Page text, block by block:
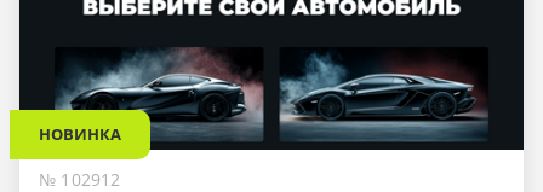
НОВИНКА
№ 102912